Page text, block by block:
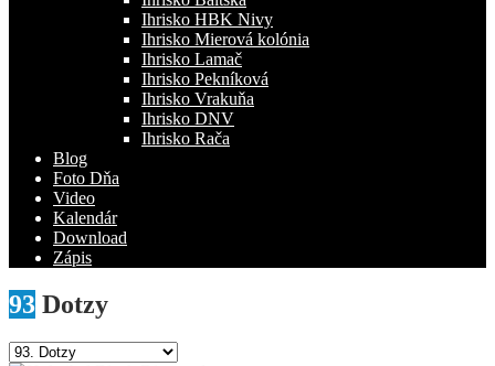
Ihrisko HBK Nivy
Ihrisko Mierová kolónia
Ihrisko Lamač
Ihrisko Pekníková
Ihrisko Vrakuňa
Ihrisko DNV
Ihrisko Rača
Blog
Foto Dňa
Video
Kalendár
Download
Zápis
93 Dotzy